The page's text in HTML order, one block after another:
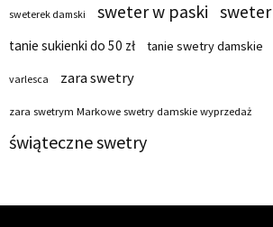
sweterek damski sweter w paski
tanie sukienki do 50 zł tanie swetry damskie
varlesca zara swetry
zara swetrym Markowe swetry damskie wyprzedaż
świąteczne swetry